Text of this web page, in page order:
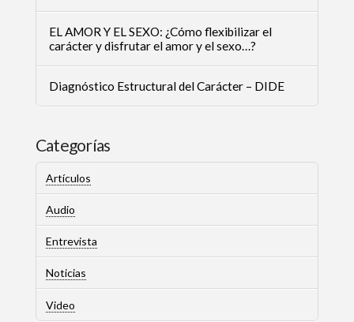
EL AMOR Y EL SEXO: ¿Cómo flexibilizar el
carácter y disfrutar el amor y el sexo…?
Diagnóstico Estructural del Carácter – DIDE
Categorías
Artículos
Audio
Entrevista
Noticias
Video